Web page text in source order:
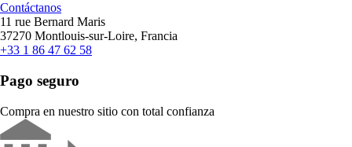
Contáctanos
11 rue Bernard Maris
37270 Montlouis-sur-Loire, Francia
+33 1 86 47 62 58
Pago seguro
Compra en nuestro sitio con total confianza